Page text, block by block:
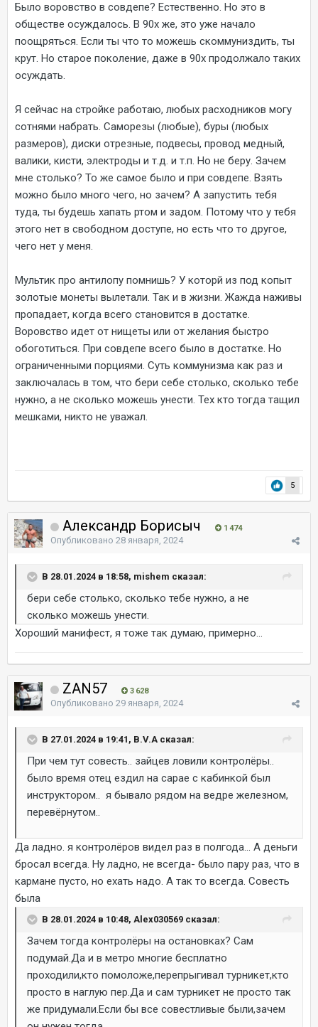
Было воровство в совдепе? Естественно. Но это в
обществе осуждалось. В 90х же, это уже начало
поощряться. Если ты что то можешь скоммуниздить, ты
крут. Но старое поколение, даже в 90х продолжало таких
осуждать.
Я сейчас на стройке работаю, любых расходников могу
сотнями набрать. Саморезы (любые), буры (любых
размеров), диски отрезные, подвесы, провод медный,
валики, кисти, электроды и т.д. и т.п. Но не беру. Зачем
мне столько? То же самое было и при совдепе. Взять
можно было много чего, но зачем? А запустить тебя
туда, ты будешь хапать ртом и задом. Потому что у тебя
этого нет в свободном доступе, но есть что то другое,
чего нет у меня.
Мультик про антилопу помнишь? У которй из под копыт
золотые монеты вылетали. Так и в жизни. Жажда наживы
пропадает, когда всего становится в достатке.
Воровство идет от нищеты или от желания быстро
обоготиться. При совдепе всего было в достатке. Но
ограниченными порциями. Суть коммунизма как раз и
заключалась в том, что бери себе столько, сколько тебе
нужно, а не сколько можешь унести. Тех кто тогда тащил
мешками, никто не уважал.
5
Александр Борисыч 1 474
Опубликовано 28 января, 2024
В 28.01.2024 в 18:58, mishem сказал:
бери себе столько, сколько тебе нужно, а не
сколько можешь унести.
Хороший манифест, я тоже так думаю, примерно...
ZAN57 3 628
Опубликовано 29 января, 2024
В 27.01.2024 в 19:41, B.V.A сказал:
При чем тут совесть.. зайцев ловили контролёры..
было время отец ездил на сарае с кабинкой был
инструктором.. я бывало рядом на ведре железном,
перевёрнутом..
Да ладно. я контролёров видел раз в полгода... А деньги
бросал всегда. Ну ладно, не всегда- было пару раз, что в
кармане пусто, но ехать надо. А так то всегда. Совесть
была
В 28.01.2024 в 10:48, Alex030569 сказал:
Зачем тогда контролёры на остановках? Сам
подумай.Да и в метро многие бесплатно
проходили,кто помоложе,перепрыгивал турникет,кто
просто в наглую пер.Да и сам турникет не просто так
же придумали.Если бы все совестливые были,зачем